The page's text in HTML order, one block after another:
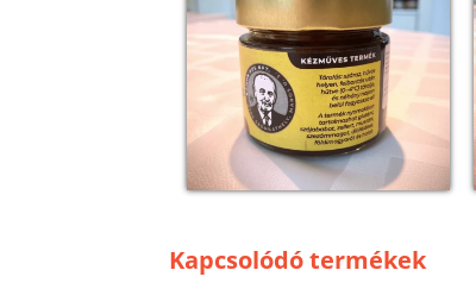
Kapcsolódó termékek